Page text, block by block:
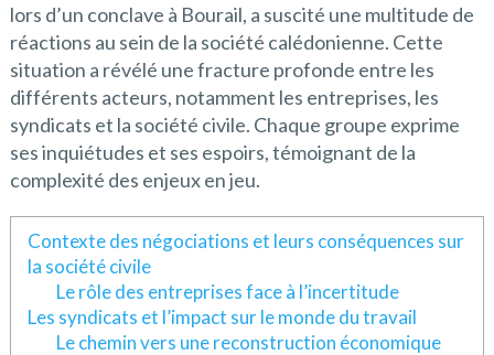
lors d’un conclave à Bourail, a suscité une multitude de
réactions au sein de la société calédonienne. Cette
situation a révélé une fracture profonde entre les
différents acteurs, notamment les entreprises, les
syndicats et la société civile. Chaque groupe exprime
ses inquiétudes et ses espoirs, témoignant de la
complexité des enjeux en jeu.
Contexte des négociations et leurs conséquences sur
la société civile
Le rôle des entreprises face à l’incertitude
Les syndicats et l’impact sur le monde du travail
Le chemin vers une reconstruction économique